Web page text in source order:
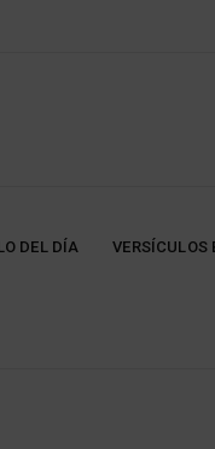
DEL DÍA VERSÍCULOS